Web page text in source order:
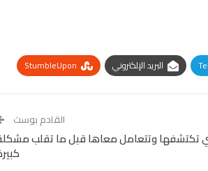
البريد الإلكتروني
StumbleUpon
القادم بوست
تكتشفها وتتعامل معاها قبل ما تقلب